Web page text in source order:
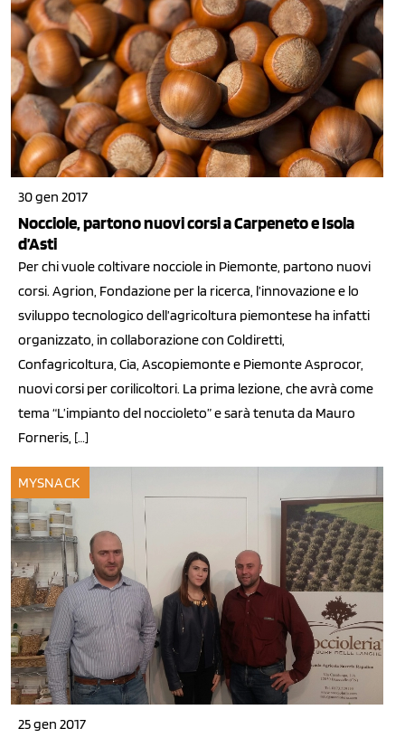
30 gen 2017
Nocciole, partono nuovi corsi a Carpeneto e Isola
d’Asti
Per chi vuole coltivare nocciole in Piemonte, partono nuovi
corsi. Agrion, Fondazione per la ricerca, l’innovazione e lo
sviluppo tecnologico dell’agricoltura piemontese ha infatti
organizzato, in collaborazione con Coldiretti,
Confagricoltura, Cia, Ascopiemonte e Piemonte Asprocor,
nuovi corsi per corilicoltori. La prima lezione, che avrà come
tema “L’impianto del noccioleto” e sarà tenuta da Mauro
Forneris, […]
MYSNACK
25 gen 2017